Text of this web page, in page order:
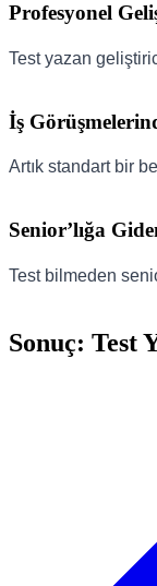
Profesyonel
Test yazan
İş
Artık standart bir
Senior’lığa
Test bilmeden
Sonuç: Test